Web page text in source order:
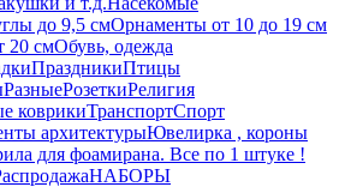
до 9,5 смОрнаменты от 10 до 19 см
20 смОбувь, одежда
ПраздникиПтицы
РазныеРозеткиРелигия
коврикиТранспортСпорт
архитектурыЮвелирка , короны
для фоамирана. Все по 1 штуке !
НАБОРЫ